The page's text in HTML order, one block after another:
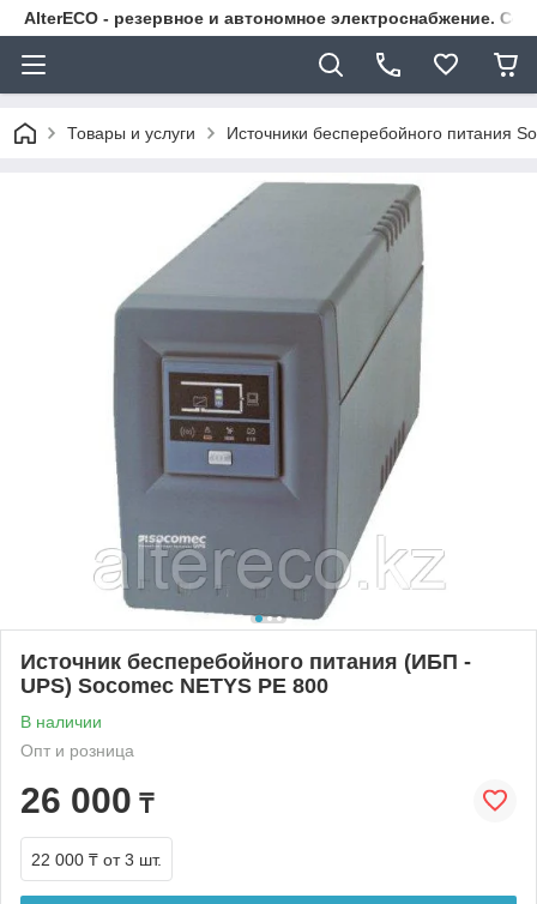
AlterECO - резервное и автономное электроснабжение.
Товары и услуги Источники бесперебойного питания
Источник бесперебойного питания (ИБП -
UPS) Socomec NETYS PE 800
В наличии
Опт и розница
26 000 ₸
22 000 ₸ от 3 шт.